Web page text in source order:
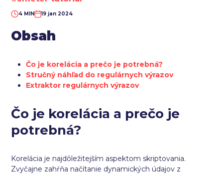
4 MIN 19 jan 2024
Obsah
Čo je korelácia a prečo je potrebná?
Stručný náhľad do regulárnych výrazov
Extraktor regulárnych výrazov
Čo je korelácia a prečo je
potrebná?
Korelácia je najdôležitejším aspektom skriptovania.
Zvyčajne zahŕňa načítanie dynamických údajov z